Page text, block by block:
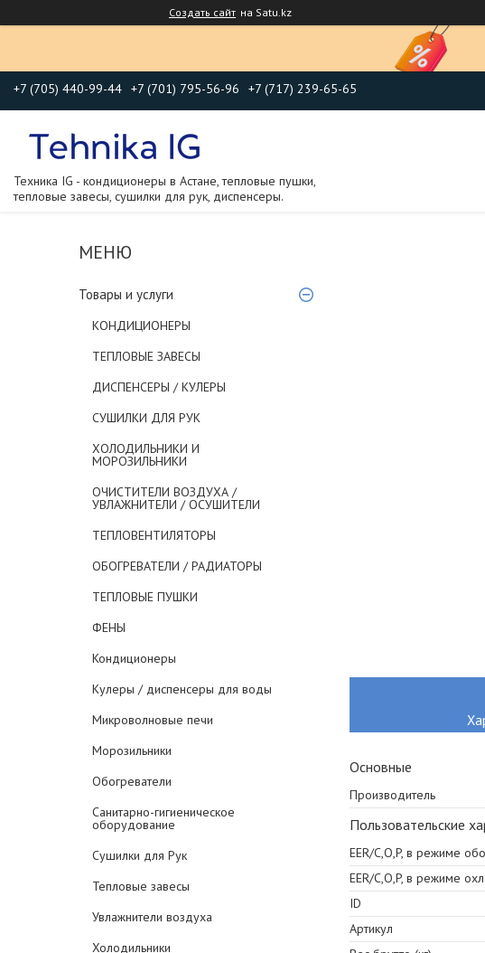
Создать сайт на Satu.kz
+7 (705) 440-99-44 +7 (701) 795-56-96 +7 (717) 239-65-65
Техника IG - кондиционеры в Астане, тепловые пушки,
тепловые завесы, сушилки для рук, диспенсеры.
Товары и услуги
КОНДИЦИОНЕРЫ
ТЕПЛОВЫЕ ЗАВЕСЫ
ДИСПЕНСЕРЫ / КУЛЕРЫ
СУШИЛКИ ДЛЯ РУК
ХОЛОДИЛЬНИКИ И
МОРОЗИЛЬНИКИ
ОЧИСТИТЕЛИ ВОЗДУХА /
УВЛАЖНИТЕЛИ / ОСУШИТЕЛИ
ТЕПЛОВЕНТИЛЯТОРЫ
ОБОГРЕВАТЕЛИ / РАДИАТОРЫ
ТЕПЛОВЫЕ ПУШКИ
ФЕНЫ
Кондиционеры
Кулеры / диспенсеры для воды
Микроволновые печи
Морозильники
Обогреватели
Санитарно-гигиеническое
оборудование
Сушилки для Рук
Тепловые завесы
Увлажнители воздуха
Холодильники
Основные
Производитель
Пользовательские
EER/C,O,P, в режиме
EER/C,O,P, в режиме
ID
Артикул